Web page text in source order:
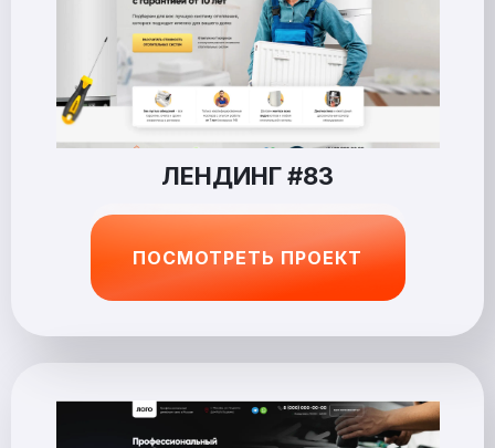
ЛЕНДИНГ #83
ПОСМОТРЕТЬ ПРОЕКТ